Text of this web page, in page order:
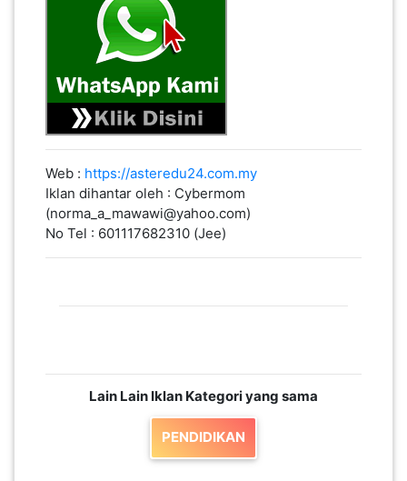
Web : https://asteredu24.com.my
Iklan dihantar oleh : Cybermom
(norma_a_mawawi@yahoo.com)
No Tel : 601117682310 (Jee)
Lain Lain Iklan Kategori yang sama
PENDIDIKAN